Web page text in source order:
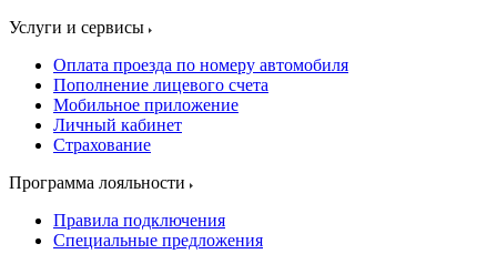
Услуги и сервисы
Оплата проезда по номеру автомобиля
Пополнение лицевого счета
Мобильное приложение
Личный кабинет
Страхование
Программа лояльности
Правила подключения
Специальные предложения